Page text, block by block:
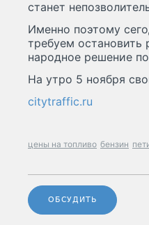
станет
Именно поэтому
требуем остановить
народное решение
На утро 5 ноября
citytraffic.ru
цены на топливо бензин
ОБСУДИТЬ